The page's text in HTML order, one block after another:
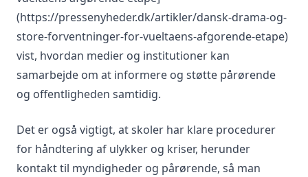
(https://pressenyheder.dk/artikler/dansk-drama-og-
store-forventninger-for-vueltaens-afgorende-etape)
vist, hvordan medier og institutioner kan
samarbejde om at informere og støtte pårørende
og offentligheden samtidig.
Det er også vigtigt, at skoler har klare procedurer
for håndtering af ulykker og kriser, herunder
kontakt til myndigheder og pårørende, så man